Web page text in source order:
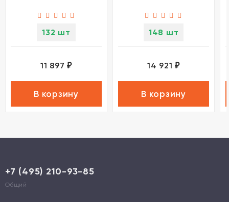
132 шт
11 897₽
В корзину
148 шт
14 921₽
В корзину
+7 (495) 210-93-85
Общий